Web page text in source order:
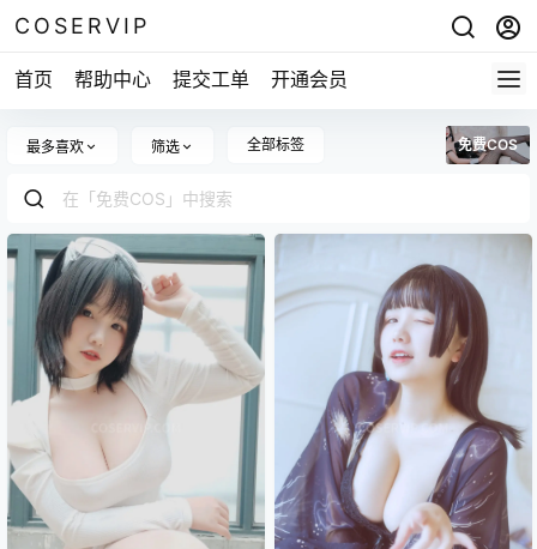
COSERVIP
首页 帮助中心 提交工单 开通会员
最多喜欢 筛选 全部标签 免费COS